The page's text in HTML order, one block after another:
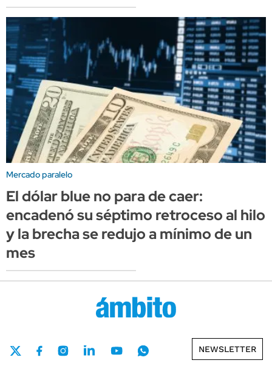
Mercado paralelo
El dólar blue no para de caer:
encadenó su séptimo retroceso al hilo
y la brecha se redujo a mínimo de un
mes
NEWSLETTER